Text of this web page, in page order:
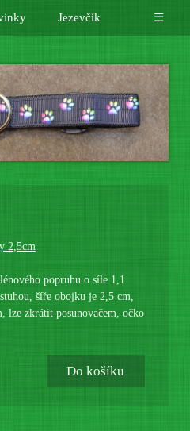
Jezevčík ☰
2,5cm
popruhu o síle 1,1
šíře obojku je 2,5 cm,
lze zkrátit posunovačem, očko
Do košíku